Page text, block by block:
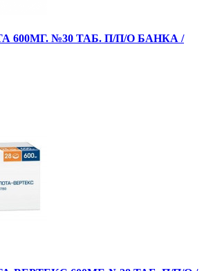
600МГ. №30 ТАБ. П/П/О БАНКА /